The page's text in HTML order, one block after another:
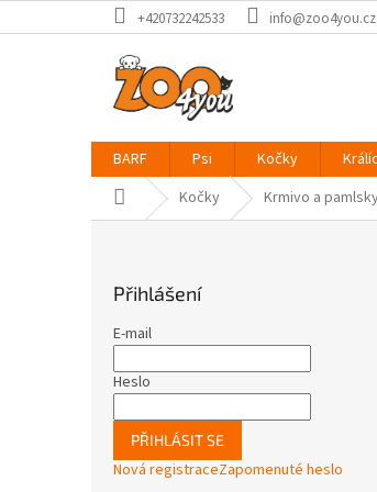
na
+420732242533 info@zoo4you.cz
BARF Psi Kočky
Domů Kočky Krmivo a
Přihlášení
E-mail
Heslo
PŘIHLÁSIT SE
Nová registraceZapomenuté heslo